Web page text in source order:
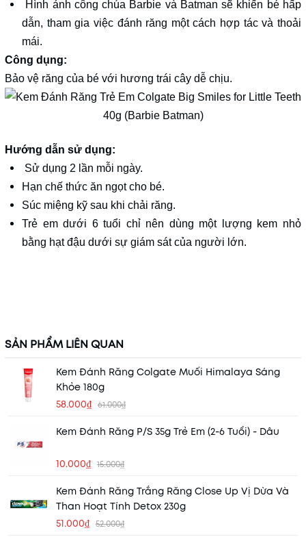
Hình ảnh công chúa Barbie và Batman sẽ khiến bé hấp
dẫn, tham gia việc đánh răng một cách hợp tác và thoải
mái.
Công dụng:
Bảo vệ răng của bé với hương trái cây dễ chịu.
Hướng dẫn sử dụng:
Sử dụng 2 lần mỗi ngày.
Hạn chế thức ăn ngọt cho bé.
Súc miệng kỹ sau khi chải răng.
Trẻ em dưới 6 tuổi chỉ nên dùng một lượng kem nhỏ
bằng hạt đậu dưới sự giám sát của người lớn.
SẢN PHẨM LIÊN QUAN
Kem Đánh Răng Colgate Muối Himalaya Sáng
Khỏe 180g
58.000₫ 61.000₫
Kem Đánh Răng P/S 35g Trẻ Em (2-6 Tuổi) - Dâu
10.000₫ 15.000₫
Kem Đánh Răng Trắng Răng Close Up Vị Dừa Và
Than Hoạt Tính Detox 230g
51.000₫ 52.000₫